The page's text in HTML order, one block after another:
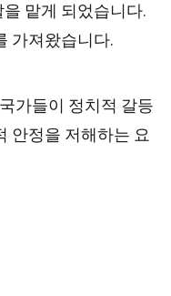
맡게 되었습니다.
가져왔습니다.
가들이 정치적 갈등
안정을 저해하는 요